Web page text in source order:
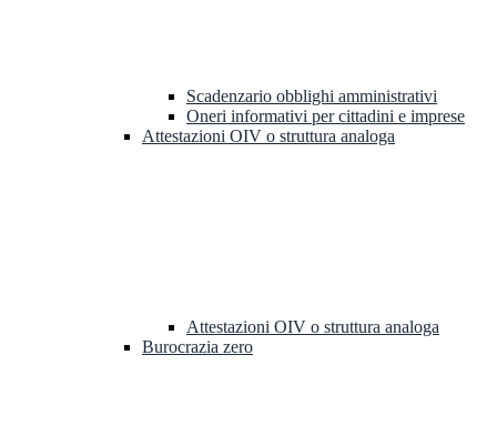
Scadenzario obblighi amministrativi
Oneri informativi per cittadini e imprese
Attestazioni OIV o struttura analoga
Attestazioni OIV o struttura analoga
Burocrazia zero